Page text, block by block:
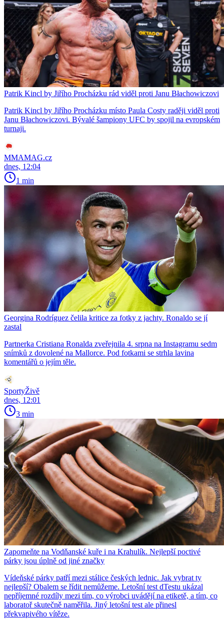
Patrik Kincl by Jiřího Procházku rád viděl proti Janu Błachowiczovi
Patrik Kincl by Jiřího Procházku místo Paula Costy raději viděl proti
Janu Błachowiczovi. Bývalé šampiony UFC by spojil na evropském
turnaji.
MMAMAG.cz
dnes, 12:04
1 min
Georgina Rodríguez čelila kritice za fotky z jachty. Ronaldo se jí
zastal
Partnerka Cristiana Ronalda zveřejnila 4. srpna na Instagramu sedm
snímků z dovolené na Mallorce. Pod fotkami se strhla lavina
komentářů o jejím těle.
SportyŽivě
dnes, 12:01
3 min
Zapomeňte na Vodňanské kuře i na Krahulík. Nejlepší poctivé
párky jsou úplně od jiné značky
Vídeňské párky patří mezi stálice českých lednic. Jak vybrat ty
nejlepší? Obalem se řídit nemůžeme. Letošní test dTestu ukázal
nepříjemné rozdíly mezi tím, co výrobci uvádějí na etiketě, a tím, co
laboratoř skutečně naměřila. Jiný letošní test ale přinesl
překvapivého vítěze.